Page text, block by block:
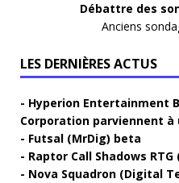
Débattre des
Anciens
LES DERNIÈRES ACTUS
Hyperion Entertainment
Corporation parviennent à
Futsal (MrDig) beta
Raptor Call Shadows RTG
Nova Squadron (Digital